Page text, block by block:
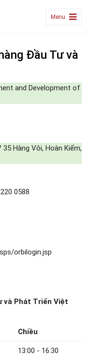
Menu
Đầu Tư và
and Development of
35 Hàng Vôi, Hoàn Kiếm,
0588
orbilogin.jsp
và Phát Triển Việt
Chiều
13:00 - 16:30